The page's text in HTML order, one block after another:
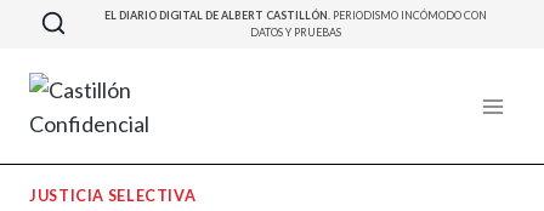
Saltar
contenido
EL DIARIO DIGITAL DE ALBERT CASTILLÓN. PERIODISMO INCÓMODO CON
DATOS Y PRUEBAS
JUSTICIA SELECTIVA